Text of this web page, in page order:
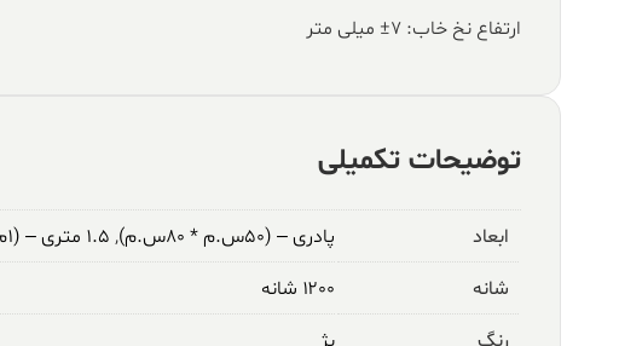
ارتفاع نخ خاب: ۷± میلی متر
توضیحات تکمیلی
ابعاد پادری – (۵۰س.م * ۸۰س.م) , ۱.۵ متری – (۱م * ۱.۵م)
شانه
۱۲۰۰ شانه